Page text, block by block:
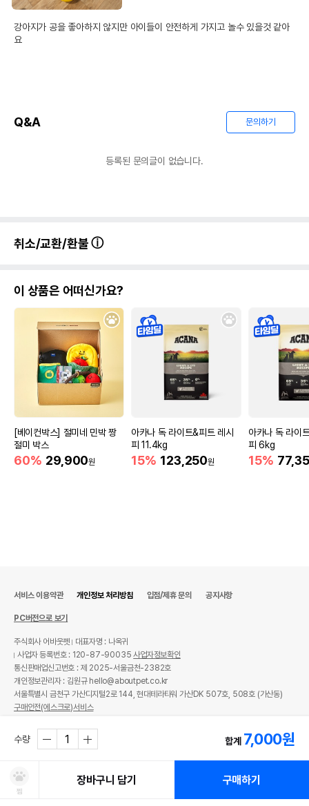
강아지가 공을 좋아하지 않지만 아이들이 안전하게 가지고 놀수 있을것 같아
요
Q&A 문의하기
등록된 문의글이 없습니다.
취소/교환/환불
이 상품은 어떠신가요?
[베이컨박스] 절미네 민박 짱
절미 박스
60% 29,900원
아카나 독 라이트&피트 레시
피 11.4kg
15% 123,250원
아카나 독 라이
피 6kg
15%
수량 합계 7,000원
찜
장바구니 담기 구매하기
서비스 이용약관 개인정보 처리방침 입점/제휴 문의 공지사항
PC버전으로 보기
주식회사 어바웃펫
대표자명 : 나옥귀
사업자 등록번호 : 120-87-90035사업자정보확인
통신판매업신고번호 : 제 2025-서울금천-2382호
개인정보관리자 : 김원규 hello@aboutpet.co.kr
서울특별시 금천구 가산디지털2로 144, 현대테라타워 가산DK 507호, 508호 (가산동)
구매안전(에스크로)서비스